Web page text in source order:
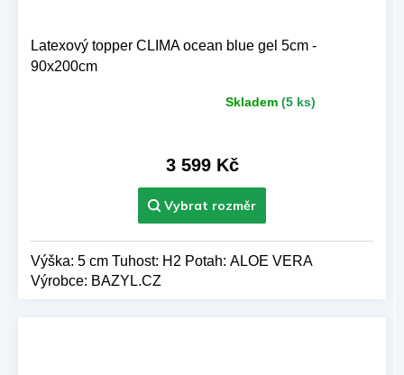
Latexový topper CLIMA ocean blue gel 5cm -
90x200cm
Skladem (5 ks)
3 599 Kč
Výška: 5 cm Tuhost: H2 Potah: ALOE VERA
Výrobce: BAZYL.CZ